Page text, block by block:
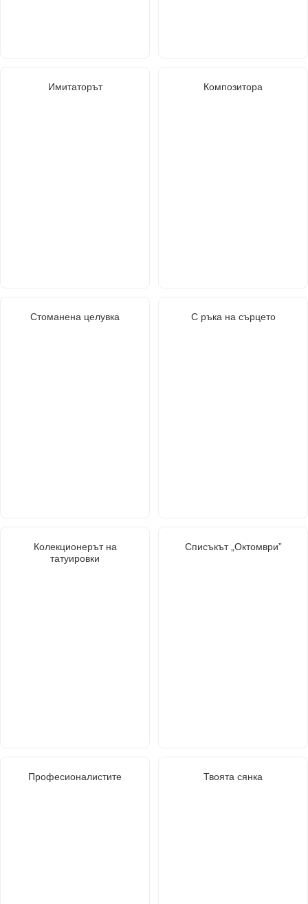
Имитаторът Композитора
Стоманена целувка С ръка на сърцето
Колекционерът на
татуировки
Списъкът „Октомври”
Професионалистите Твоята сянка